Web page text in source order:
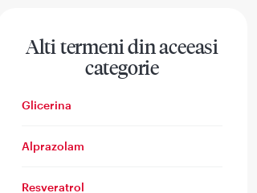
Alti termeni din aceeasi
categorie
Glicerina
Alprazolam
Resveratrol